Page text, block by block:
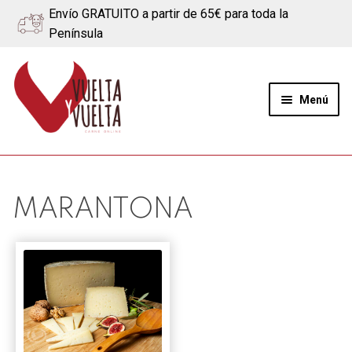
Envío GRATUITO a partir de 65€ para toda la
Península
Ir
a
navegación
Ir
al
contenido
Menú
Quiénes somos
Ternera
Cerdo
Quesos
Blog
MARANTONA